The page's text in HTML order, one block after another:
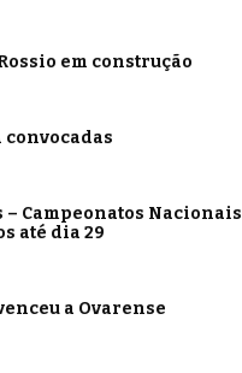
em construção
convocadas
– Campeonatos Nacionais
até dia 29
a Ovarense